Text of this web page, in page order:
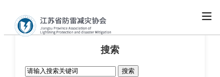
协会概况
搜索